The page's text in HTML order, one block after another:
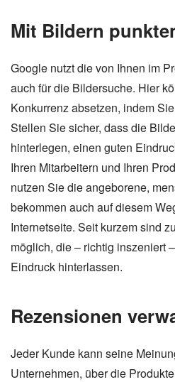
Mit Bildern
Google nutzt die von Ihnen im
auch für die Bildersuche. Hier
Konkurrenz absetzen, indem
Stellen Sie sicher, dass die
hinterlegen, einen guten
Ihren Mitarbeitern und Ihren
nutzen Sie die angeborene,
bekommen auch auf diesem
Internetseite. Seit kurzem sind
möglich, die – richtig inszeniert
Eindruck hinterlassen.
Rezensionen
Jeder Kunde kann seine
Unternehmen, über die